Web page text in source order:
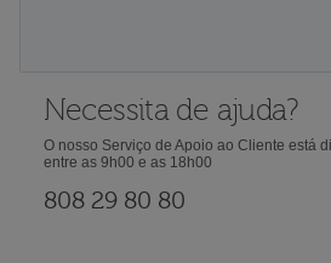
Necessita de ajuda?
O nosso Serviço de Apoio ao Cliente está
entre as 9h00 e as 18h00
808 29 80 80